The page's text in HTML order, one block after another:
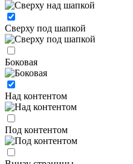
Сверху под шапкой
Боковая
Над контентом
Под контентом